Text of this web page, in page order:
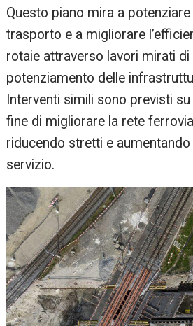
Questo piano mira a
trasporto e a migliorare
rotaie attraverso lavori mirati
potenziamento delle
Interventi simili sono previsti
fine di migliorare la rete
riducendo stretti e aumentando
servizio.